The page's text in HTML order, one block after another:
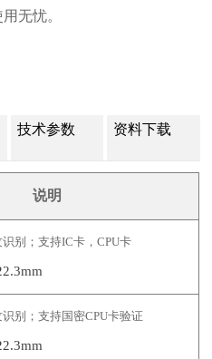
无忧。
技术参数 资料下载
说明
别 ；支持IC卡，CPU卡
别 ；支持国密CPU卡验证